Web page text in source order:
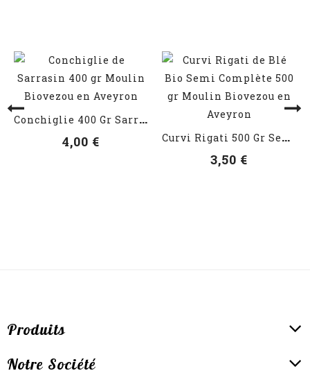
VOIR LES DÉTAILS C
Onchiglie 400 Gr Sarrasin
4,00 €
VOIR LES DÉTAILS
C
Urvi Rigati 500 Gr Semi...
3,50 €
Produits
Notre Société